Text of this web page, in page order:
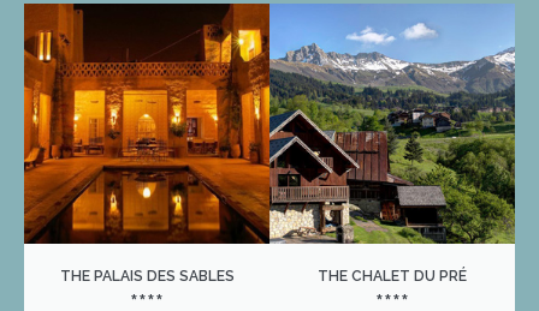
THE PALAIS DES SABLES THE CHALET DU PRÉ